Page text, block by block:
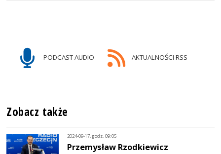
PODCAST AUDIO AKTUALNOŚCI RSS
Zobacz także
2024-09-17, godz. 09:05
Przemysław Rzodkiewicz